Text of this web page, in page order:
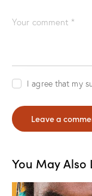
I agree that my
You May Also